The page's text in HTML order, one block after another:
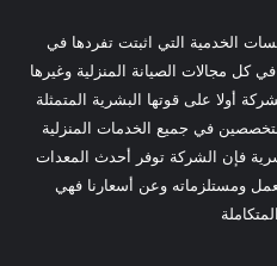
الخدمية التي اثبتت تفردها في
مجالات الصيانة المنزلية وغيرها
أولا على قوتها البشرية المتمثلة
في جميع الخدمات المنزلية
فإن الشركة توفر أحدث المعدات
ومستلزماته وعن أسعارنا فهي